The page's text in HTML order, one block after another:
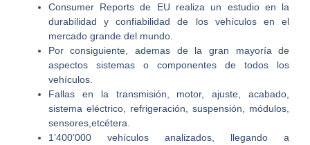
Consumer Reports de EU realiza un estudio en la
durabilidad y confiabilidad de los vehículos en el
mercado grande del mundo.
Por consiguiente, ademas de la gran mayoría de
aspectos sistemas o componentes de todos los
vehículos.
Fallas en la transmisión, motor, ajuste, acabado,
sistema eléctrico, refrigeración, suspensión, módulos,
sensores,etcétera.
1’400’000 vehículos analizados, llegando a